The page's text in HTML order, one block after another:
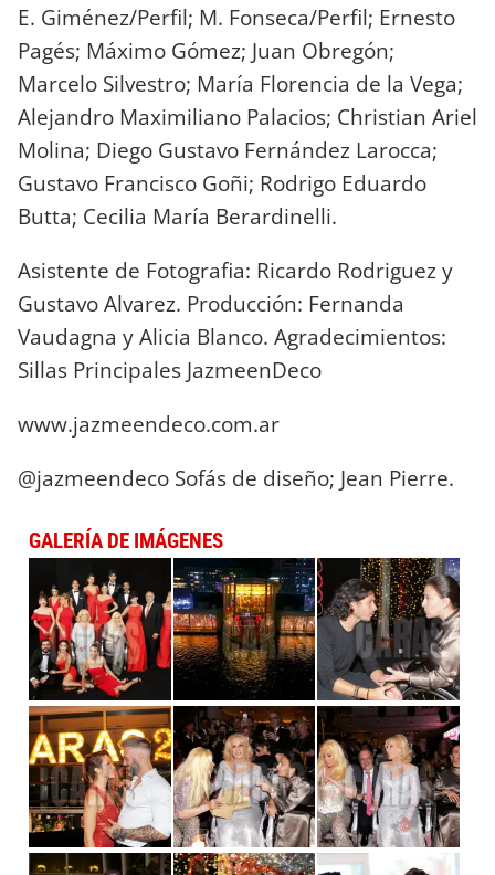
E. Giménez/Perfil; M. Fonseca/Perfil; Ernesto
Pagés; Máximo Gómez; Juan Obregón;
Marcelo Silvestro; María Florencia de la Vega;
Alejandro Maximiliano Palacios; Christian Ariel
Molina; Diego Gustavo Fernández Larocca;
Gustavo Francisco Goñi; Rodrigo Eduardo
Butta; Cecilia María Berardinelli.
Asistente de Fotografia: Ricardo Rodriguez y
Gustavo Alvarez. Producción: Fernanda
Vaudagna y Alicia Blanco. Agradecimientos:
Sillas Principales JazmeenDeco
www.jazmeendeco.com.ar
@jazmeendeco Sofás de diseño; Jean Pierre.
GALERÍA DE IMÁGENES